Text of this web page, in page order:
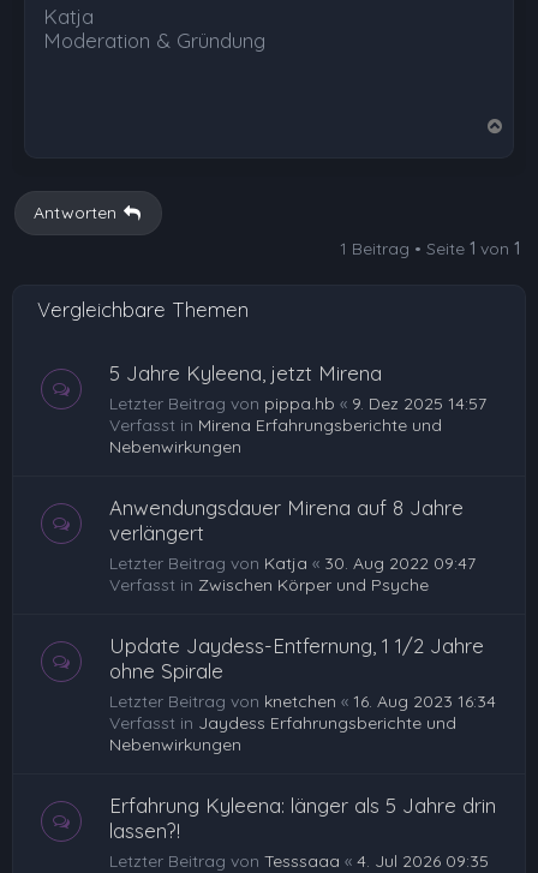
Katja
Moderation & Gründung
b
Antworten
1 Beitrag • Seite 1 von 1
Vergleichbare Themen
5 Jahre Kyleena, jetzt Mirena
Letzter Beitrag von pippa.hb « 9. Dez 2025 14:57
Verfasst in Mirena Erfahrungsberichte und
Nebenwirkungen
Anwendungsdauer Mirena auf 8 Jahre
verlängert
Letzter Beitrag von Katja « 30. Aug 2022 09:47
Verfasst in Zwischen Körper und Psyche
Update Jaydess-Entfernung, 1 1/2 Jahre
ohne Spirale
Letzter Beitrag von knetchen « 16. Aug 2023 16:34
Verfasst in Jaydess Erfahrungsberichte und
Nebenwirkungen
Erfahrung Kyleena: länger als 5 Jahre drin
lassen?!
Letzter Beitrag von Tesssaaa « 4. Jul 2026 09:35